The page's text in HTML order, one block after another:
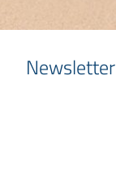
Newsletter